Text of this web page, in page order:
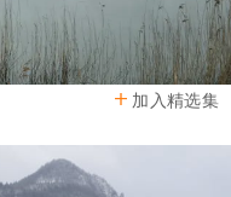
加入精选集